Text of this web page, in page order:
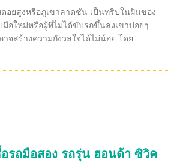
อยสูงหรือภูเขาลาดชัน เป็นทริปในฝันของ
อใหม่หรือผู้ที่ไม่ได้ขับรถขึ้นลงเขาบ่อยๆ
จสร้างความกังวลใจได้ไม่น้อย โดย
รถมือสอง รถรุ่น ฮอนด้า ซิวิค